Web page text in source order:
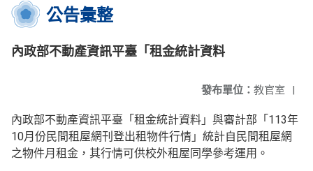
公告彙整
內政部不動產資訊平臺「租金統計資料
發布單位： 教官室 |
內政部不動產資訊平臺「租金統計資料」與審計部「113年
10月份民間租屋網刊登出租物件行情」統計自民間租屋網
之物件月租金，其行情可供校外租屋同學參考運用。